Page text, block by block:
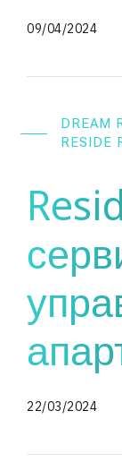
09/04/2024
DREAM
RESIDE
22/03/2024